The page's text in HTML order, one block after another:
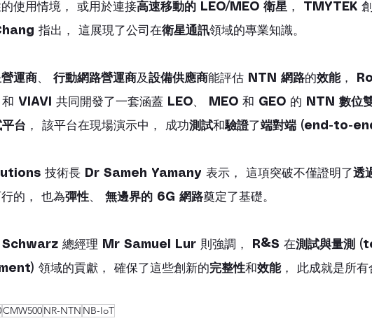
使用情境， 或用於連接高速移動的 LEO/MEO 衛星 ， TMYTEK
指出， 這展現了公司在衛星通訊領域的專業知識。
運商、 行動網路營運商及設備供應商能評估 NTN 網路的效能，
和 VIAVI 共同開發了一套涵蓋 LEO、 MEO 和 GEO 的 NTN 數位
台 ， 該平台在現場演示中， 成功測試和驗證了端對端 (end-to-
技術長 Dr Sameh Yamany 表示， 這項突破不僅證明了透
的， 也為彈性、 無邊界的 6G 網路奠定了基礎。
Schwarz 總經理 Mr Samuel Lur 則強調， R&S 在測試與量測
領域的貢獻， 確保了這些創新的完整性和效能， 此成就是所有
CMW500NR-NTN NB-IoT